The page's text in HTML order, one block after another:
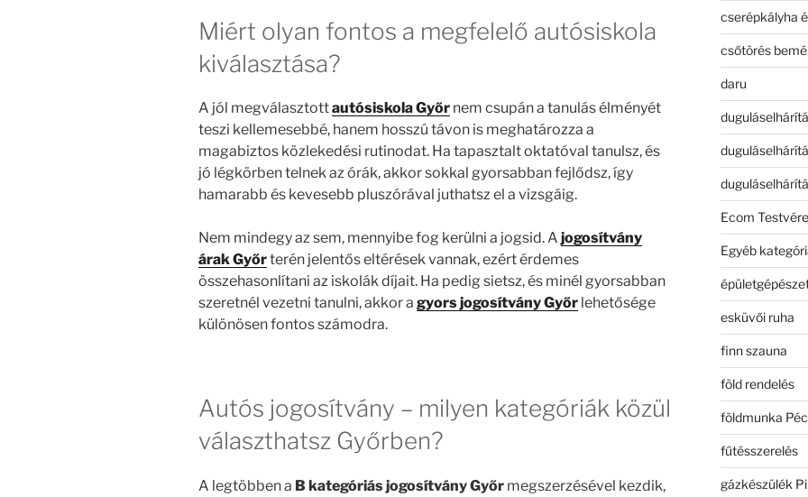
Miért olyan fontos a megfelelő autósiskola
kiválasztása?
A jól megválasztottautósiskola Győr nem csupán a tanulás élményét
teszi kellemesebbé, hanem hosszú távon is meghatározza a
magabiztos közlekedési rutinodat. Ha tapasztalt oktatóval tanulsz, és
jó légkörben telnek az órák, akkor sokkal gyorsabban fejlődsz, így
hamarabb és kevesebb pluszórával juthatsz el a vizsgáig.
Nem mindegy az sem, mennyibe fog kerülni a jogsid. A jogosítvány
árak Győrterén jelentős eltérések vannak, ezért érdemes
összehasonlítani az iskolák díjait. Ha pedig sietsz, és minél gyorsabban
szeretnél vezetni tanulni, akkor a gyors jogosítvány Győr lehetősége
különösen fontos számodra.
Autós jogosítvány – milyen kategóriák közül
választhatsz Győrben?
A legtöbben a B kategóriás jogosítvány Győr megszerzésével kezdik,
cserépkályha
csőtörés
daru
Ecom
Egyéb
esküvői ruha
finn szauna
föld rendelés
földmunka
fűtésszerelés
gázkészülék